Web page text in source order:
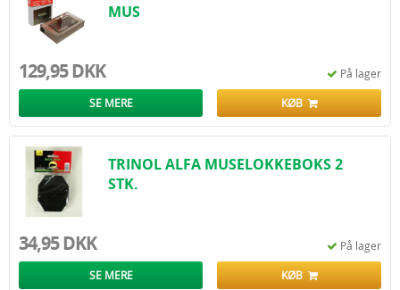
MUS
129,95 DKK På lager
SE MERE KØB
TRINOL ALFA MUSELOKKEBOKS 2
STK.
34,95 DKK På lager
SE MERE KØB